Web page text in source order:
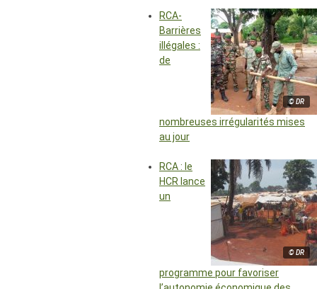
© DR
RCA-
Barrières
illégales :
de
nombreuses irrégularités mises
au jour
© DR
RCA : le
HCR lance
un
programme pour favoriser